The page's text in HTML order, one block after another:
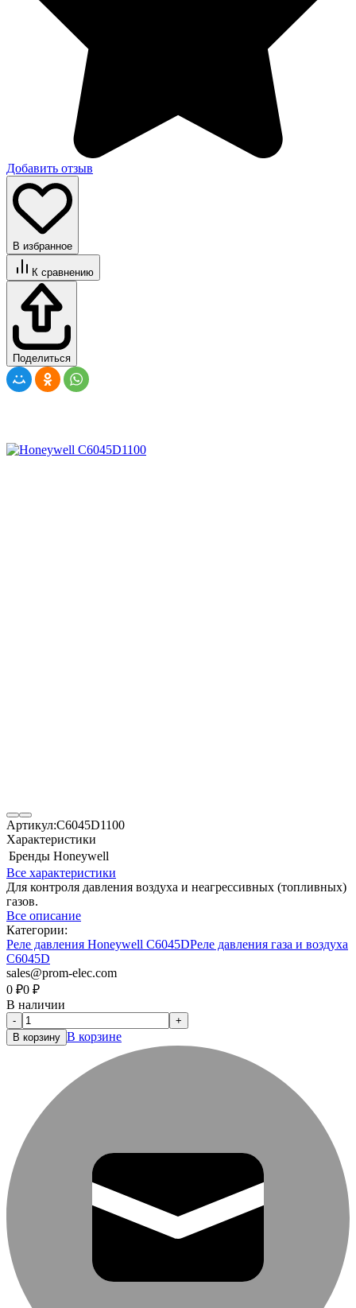
Добавить отзыв
В избранное
К сравнению
Поделиться
Артикул:C6045D1100
Характеристики
Бренды Honeywell
Все характеристики
Для контроля давления воздуха и неагрессивных (топливных)
газов.
Все описание
Категории:
Реле давления Honeywell C6045DРеле давления газа и воздуха
C6045D
sales@prom-elec.com
0 ₽0 ₽
В наличии
-
+
В корзину В корзине